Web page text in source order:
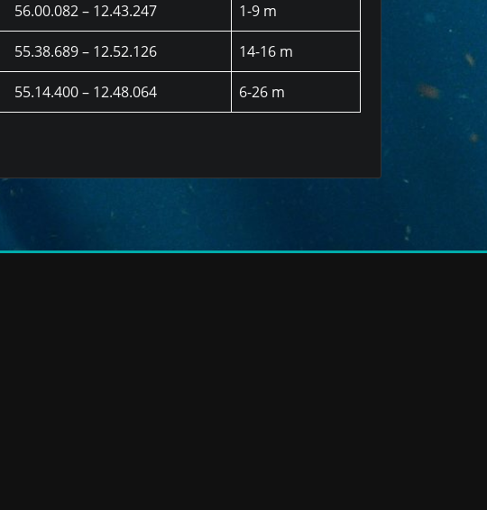
56.00.082 – 12.43.247 1-9 m
55.38.689 – 12.52.126 14-16 m
55.14.400 – 12.48.064 6-26 m